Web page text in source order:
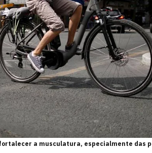
a musculatura, especialmente das